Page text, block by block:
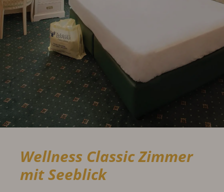
Wellness Classic Zimmer
mit Seeblick